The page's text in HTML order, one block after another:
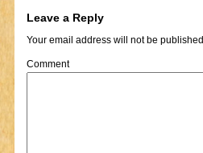
Leave a Reply
Your email address will not be
Comment